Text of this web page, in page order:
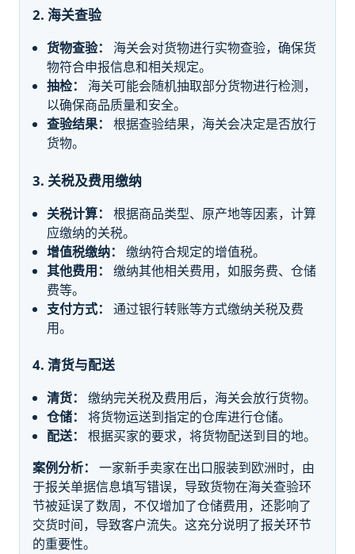
2. 海关查验
货物查验：
海关会对货物进行实物查验，确保货
物符合申报信息和相关规定。
抽检：
海关可能会随机抽取部分货物进行检测，
以确保商品质量和安全。
查验结果：
根据查验结果，海关会决定是否放行
货物。
3. 关税及费用缴纳
关税计算：
根据商品类型、原产地等因素，计算
应缴纳的关税。
增值税缴纳：
缴纳符合规定的增值税。
其他费用：
缴纳其他相关费用，如服务费、仓储
费等。
支付方式：
通过银行转账等方式缴纳关税及费
用。
4. 清货与配送
清货：
缴纳完关税及费用后，海关会放行货物。
仓储：
将货物运送到指定的仓库进行仓储。
配送：
根据买家的要求，将货物配送到目的地。
案例分析：
一家新手卖家在出口服装到欧洲时，由
于报关单据信息填写错误，导致货物在海关查验环
节被延误了数周，不仅增加了仓储费用，还影响了
交货时间，导致客户流失。这充分说明了报关环节
的重要性。